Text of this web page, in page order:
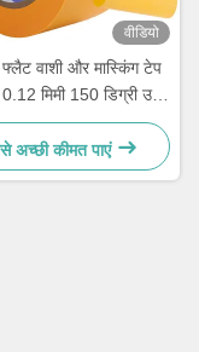
वीडियो
फ्लैट वाशी और मास्किंग टेप
मिमी 150 डिग्री उच्च
तापमान
अच्छी कीमत पाएं